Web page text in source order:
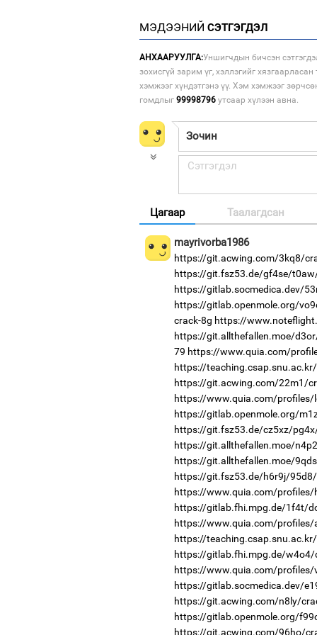
МЭДЭЭНИЙ СЭТГЭГДЭЛ
АНХААРУУЛГА:Уншигчдын бичсэн
зохисгүй зарим үг, хэллэгийг
хэмжээг хүндэтгэнэ үү. Хэм хэмжээг
гомдлыг 99998796 утсаар хүлээн авна.
Цагаар Таалагдсан
mayrivorba1986
https://git.acwing.com/3kq8/
https://git.fsz53.de/gf4se/
https://gitlab.socmedica.dev/
https://gitlab.openmole.org/
crack-8g https://
https://git.allthefallen.moe/
79 https://www.quia.com/
https://
https://git.acwing.com/22m1/
https://www.quia.com/profiles/
https://gitlab.openmole.org/
https://git.fsz53.de/cz5xz/
https://git.allthefallen.moe/
https://git.allthefallen.moe/
https://git.fsz53.de/h6r9j/
https://www.quia.com/profiles/
https://gitlab.fhi.mpg.de/1f4t/
https://www.quia.com/profiles/
https://
https://gitlab.fhi.mpg.de/
https://www.quia.com/profiles/
https://gitlab.socmedica.dev/
https://git.acwing.com/n8ly/
https://gitlab.openmole.org/
https://git.acwing.com/96ho/